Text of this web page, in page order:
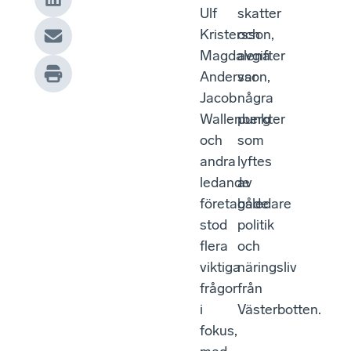
Ulf
Kristersson,
Magdalena
Andersson,
Jacob
Wallenberg
och
andra
ledande
företagsledare
stod
flera
viktiga
frågor
i
fokus,
skatter
och
avgifter
var
några
punkter
som
lyftes
av
både
politik
och
näringsliv
från
Västerbotten.